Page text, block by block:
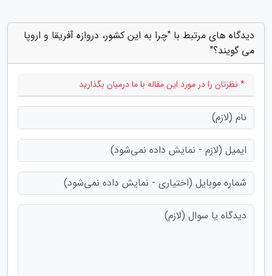
دیدگاه های مرتبط با "چرا به این کشور، دروازه آفریقا و اروپا
می گویند؟"
* نظرتان را در مورد این مقاله با ما درمیان بگذارید